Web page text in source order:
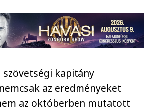
szövetségi kapitány
az eredményeket
az októberben mutatott